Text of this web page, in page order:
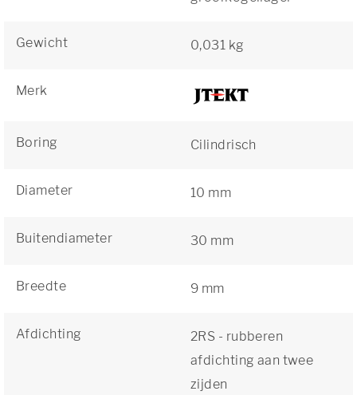
Gewicht 0,031 kg
Merk
Boring Cilindrisch
Diameter 10 mm
Buitendiameter 30 mm
Breedte 9 mm
Afdichting
2RS - rubberen
afdichting aan twee
zijden